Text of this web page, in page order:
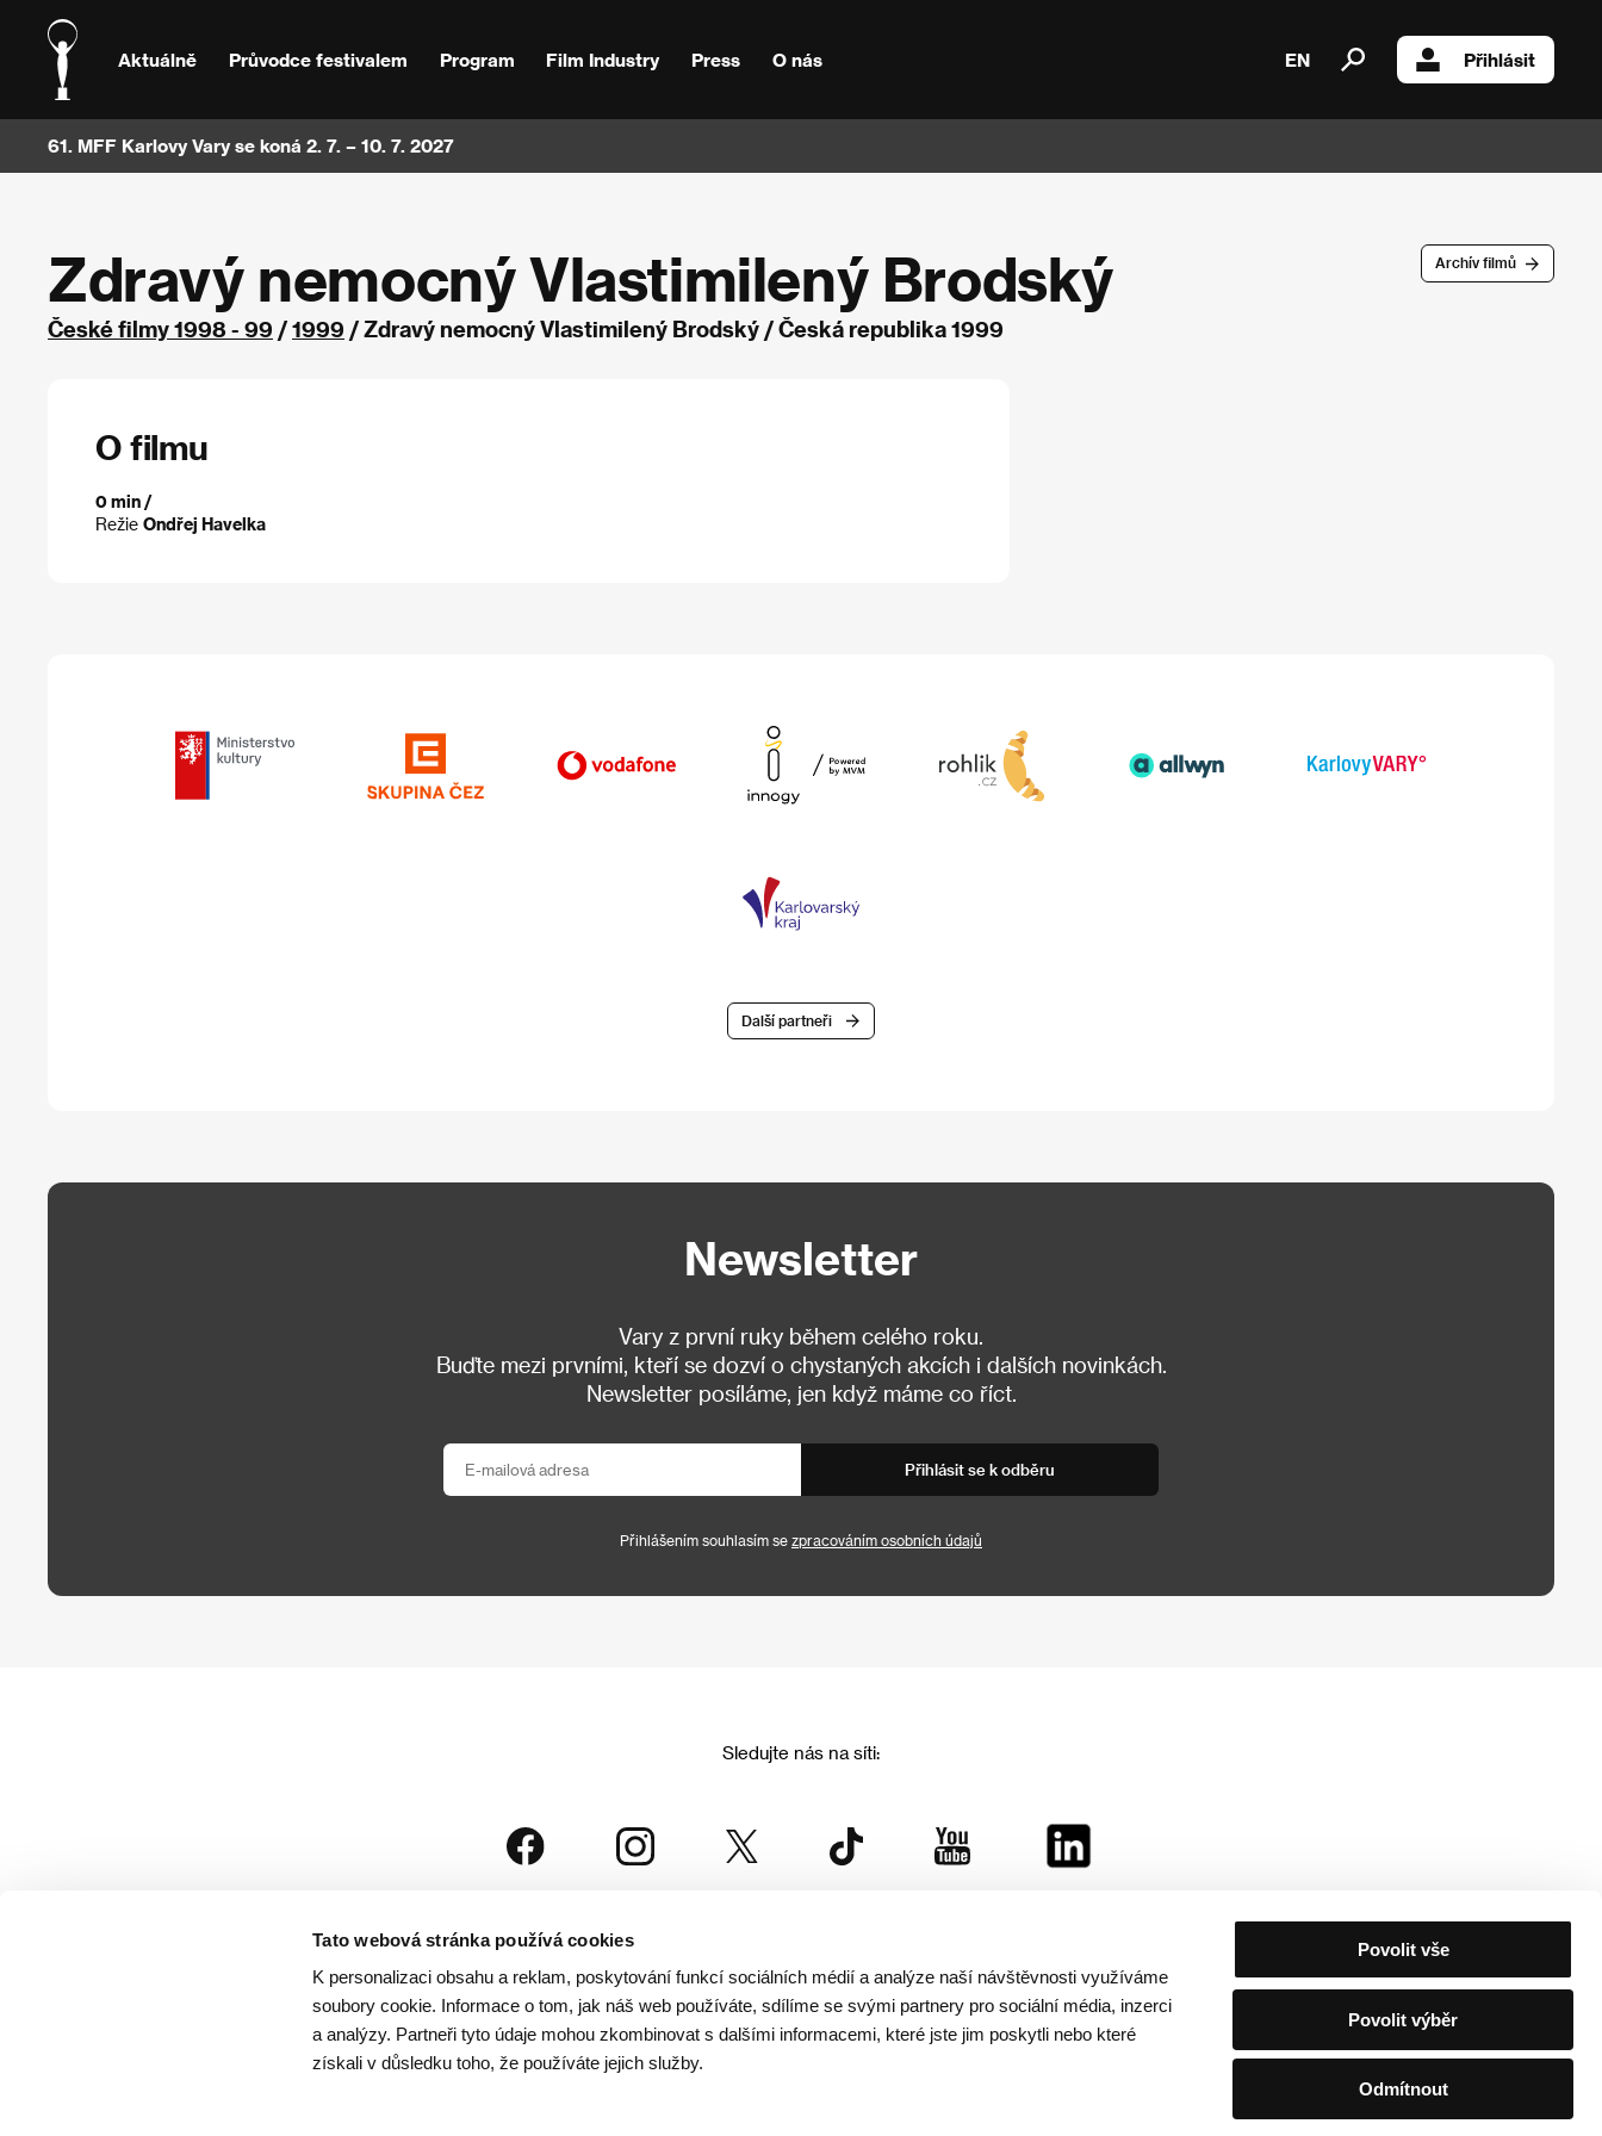
Tato webová stránka používá cookies
K personalizaci obsahu a reklam, poskytování funkcí sociálních médií a analýze naší návštěvnosti využíváme
soubory cookie. Informace o tom, jak náš web používáte, sdílíme se svými partnery pro sociální média, inzerci
a analýzy. Partneři tyto údaje mohou zkombinovat s dalšími informacemi, které jste jim poskytli nebo které
získali v důsledku toho, že používáte jejich služby.
Povolit vše
Povolit výběr
Odmítnout
Aktuálně Průvodce festivalem Program Film Industry Press O nás EN Přihlásit
61. MFF Karlovy Vary se koná 2. 7. – 10. 7. 2027
Archív filmů
Zdravý nemocný Vlastimilený Brodský
České filmy 1998 - 99 /1999 / Zdravý nemocný Vlastimilený Brodský / Česká republika 1999
O filmu
0 min /
Režie Ondřej Havelka
Další partneři
Newsletter
Vary z první ruky během celého roku.
Buďte mezi prvními, kteří se dozví o chystaných akcích i dalších novinkách.
Newsletter posíláme, jen když máme co říct.
Přihlásit se k odběru
Přihlášením souhlasím se zpracováním osobních údajů
Sledujte nás na síti:
je součástí rodiny KVIFF Group, která zastřešuje i další projekty: